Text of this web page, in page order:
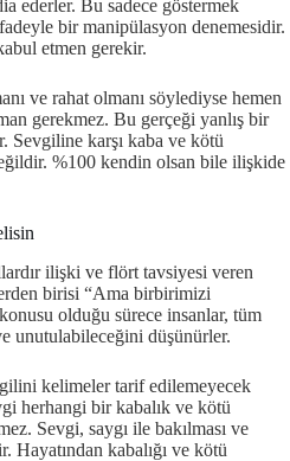
ederler. Bu sadece göstermek
bir manipülasyon denemesidir.
etmen gerekir.
ve rahat olmanı söylediyse hemen
gerekmez. Bu gerçeği yanlış bir
Sevgiline karşı kaba ve kötü
%100 kendin olsan bile ilişkide
ilişki ve flört tavsiyesi veren
birisi “Ama birbirimizi
olduğu sürece insanlar, tüm
unutulabileceğini düşünürler.
kelimeler tarif edilemeyecek
herhangi bir kabalık ve kötü
Sevgi, saygı ile bakılması ve
Hayatından kabalığı ve kötü